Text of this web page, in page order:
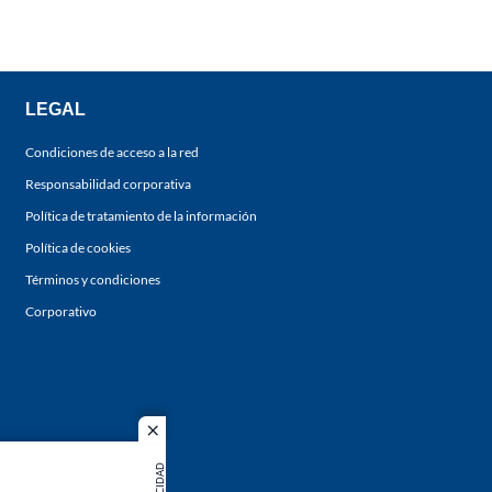
close
LEGAL
Condiciones de acceso a la red
Responsabilidad corporativa
Política de tratamiento de la información
Política de cookies
Términos y condiciones
Corporativo